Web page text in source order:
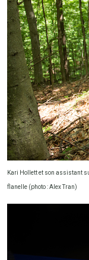
Kari Hollett et son assistant
flanelle (photo : Alex Tran)